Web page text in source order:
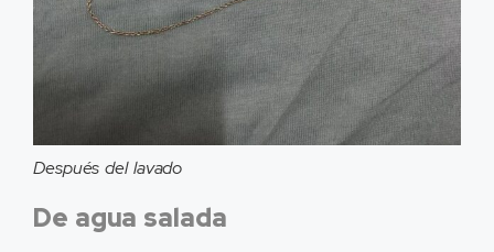
Después del lavado
De agua salada